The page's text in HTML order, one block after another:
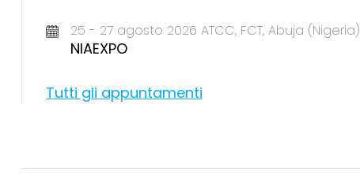
25 - 27 agosto 2026 ATCC, FCT, Abuja (Nigeria)
NIAEXPO
Tutti gli appuntamenti